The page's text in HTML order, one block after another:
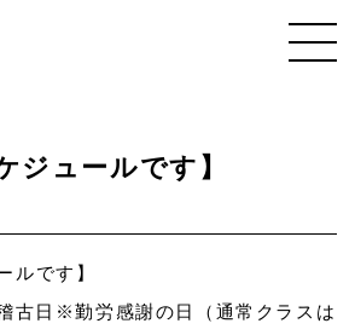
ジュールです】
ルです】
古日※勤労感謝の日（通常クラスは